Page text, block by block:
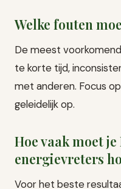
Welke fouten
De meest
te korte tijd,
met anderen. Focus
geleidelijk op.
Hoe vaak moet
energievreters
Voor het beste